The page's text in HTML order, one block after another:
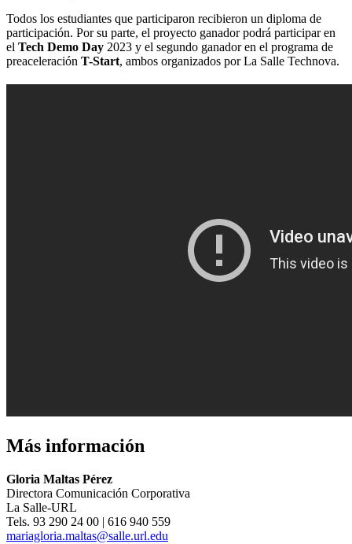
Todos los estudiantes que participaron recibieron un diploma de
participación. Por su parte, el proyecto ganador podrá participar en
el Tech Demo Day 2023 y el segundo ganador en el programa de
preaceleración T-Start, ambos organizados por La Salle Technova.
Más información
Gloria Maltas Pérez
Directora Comunicación Corporativa
La Salle-URL
Tels. 93 290 24 00 | 616 940 559
mariagloria.maltas@salle.url.edu